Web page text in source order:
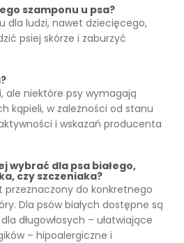
szamponu u psa?
dla ludzi, nawet dziecięcego,
psiej skórze i zaburzyć
ale niektóre psy wymagają
kąpieli, w zależności od stanu
i wskazań producenta
wybrać dla psa białego,
czy szczeniaka?
do konkretnego
Dla psów białych dostępne są
długowłosych – ułatwiające
– hipoalergiczne i